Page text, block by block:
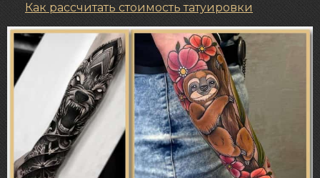
Как рассчитать стоимость татуировки